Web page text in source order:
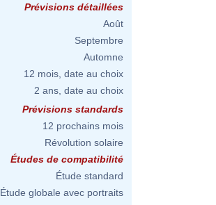
Prévisions détaillées
Août
Septembre
Automne
12 mois, date au choix
2 ans, date au choix
Prévisions standards
12 prochains mois
Révolution solaire
Études de compatibilité
Étude standard
Étude globale avec portraits